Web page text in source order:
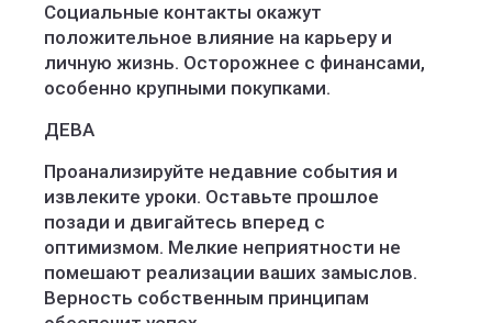
Социальные контакты окажут
положительное влияние на карьеру и
личную жизнь. Осторожнее с финансами,
особенно крупными покупками.
ДЕВА
Проанализируйте недавние события и
извлеките уроки. Оставьте прошлое
позади и двигайтесь вперед с
оптимизмом. Мелкие неприятности не
помешают реализации ваших замыслов.
Верность собственным принципам